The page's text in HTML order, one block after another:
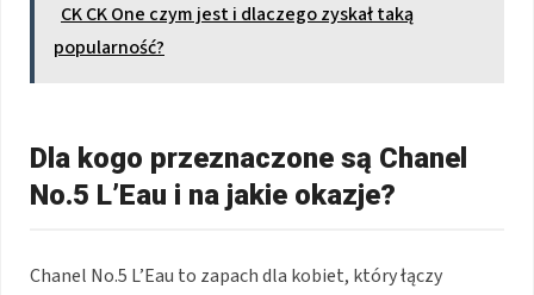
CK CK One czym jest i dlaczego zyskał taką
popularność?
Dla kogo przeznaczone są Chanel
No.5 L’Eau i na jakie okazje?
Chanel No.5 L’Eau to zapach dla kobiet, który łączy